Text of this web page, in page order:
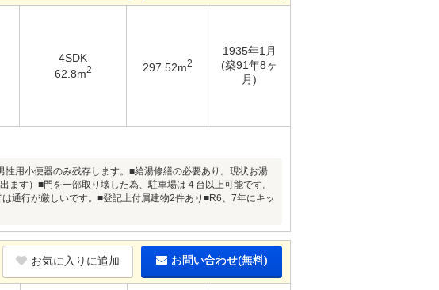
4SDK
62.8m2 297.52m2
1935年1月
(築91年8ヶ
月)
用小便器のみ残存します。■給湯修繕の必要あり。現状お湯
す）■門を一部取り壊した為、駐車場は４台以上可能です。
通行が厳しいです。■登記上付属建物2件あり■R6、7年にキッ
お気に入りに追加 お問い合わせ(無料)